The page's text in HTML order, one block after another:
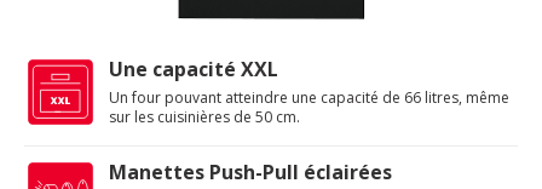
Une capacité XXL
Un four pouvant atteindre une capacité de 66 litres, même
sur les cuisinières de 50 cm.
Manettes Push-Pull éclairées